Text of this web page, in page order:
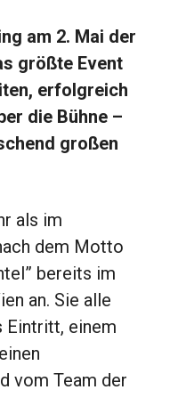
am 2. Mai der
größte Event
erfolgreich
die Bühne –
großen
als im
dem Motto
bereits im
an. Sie alle
Eintritt, einem
vom Team der